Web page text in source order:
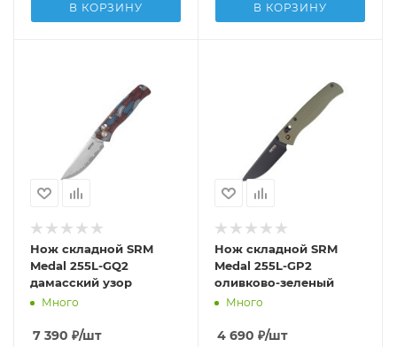
В КОРЗИНУ В КОРЗИНУ
Нож складной SRM
Medal 255L-GQ2
дамасский узор
Много
7 390 ₽/шт
Нож складной SRM
Medal 255L-GP2
оливково-зеленый
Много
4 690 ₽/шт